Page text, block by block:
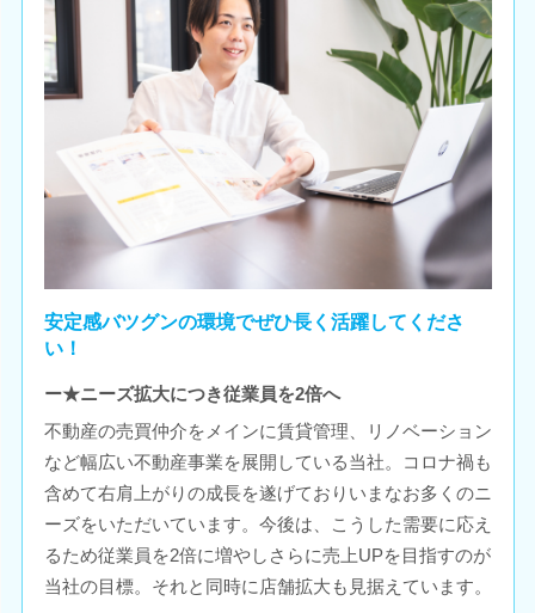
安定感バツグンの環境でぜひ長く活躍してくださ
い！
ー★ニーズ拡大につき従業員を2倍へ
不動産の売買仲介をメインに賃貸管理、リノベーション
など幅広い不動産事業を展開している当社。コロナ禍も
含めて右肩上がりの成長を遂げておりいまなお多くのニ
ーズをいただいています。今後は、こうした需要に応え
るため従業員を2倍に増やしさらに売上UPを目指すのが
当社の目標。それと同時に店舗拡大も見据えています。